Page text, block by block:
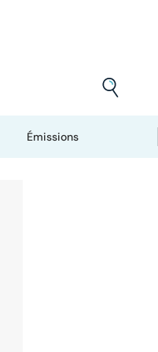
Émissions